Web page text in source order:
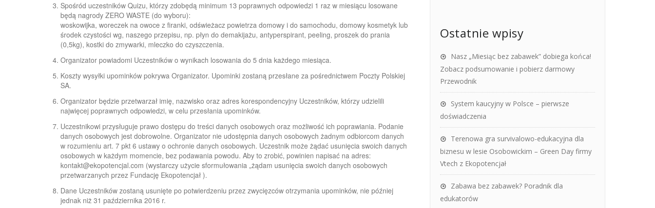
Spośród uczestników Quizu, którzy zdobędą minimum 13 poprawnych odpowiedzi 1 raz w miesiącu losowane
będą nagrody ZERO WASTE (do wyboru):
woskowijka, woreczek na owoce z firanki, odświeżacz powietrza domowy i do samochodu, domowy kosmetyk lub
środek czystości wg, naszego przepisu, np. płyn do demakijażu, antyperspirant, peeling, proszek do prania
(0,5kg), kostki do zmywarki, mleczko do czyszczenia.
Organizator powiadomi Uczestników o wynikach losowania do 5 dnia każdego miesiąca.
Koszty wysyłki upominków pokrywa Organizator. Upominki zostaną przesłane za pośrednictwem Poczty Polskiej
SA.
Organizator będzie przetwarzał imię, nazwisko oraz adres korespondencyjny Uczestników, którzy udzielili
najwięcej poprawnych odpowiedzi, w celu przesłania upominków.
Uczestnikowi przysługuje prawo dostępu do treści danych osobowych oraz możliwość ich poprawiania. Podanie
danych osobowych jest dobrowolne. Organizator nie udostępnia danych osobowych żadnym odbiorcom danych
w rozumieniu art. 7 pkt 6 ustawy o ochronie danych osobowych. Uczestnik może żądać usunięcia swoich danych
osobowych w każdym momencie, bez podawania powodu. Aby to zrobić, powinien napisać na adres:
kontakt@ekopotencjal.com (wystarczy użycie sformułowania „żądam usunięcia swoich danych osobowych
przetwarzanych przez Fundację Ekopotencjał ).
Dane Uczestników zostaną usunięte po potwierdzeniu przez zwycięzców otrzymania upominków, nie później
jednak niż 31 października 2016 r.
Ostatnie wpisy
Nasz „Miesiąc bez zabawek” dobiega końca!
Zobacz podsumowanie i pobierz darmowy
Przewodnik
System kaucyjny w Polsce – pierwsze
doświadczenia
Terenowa gra survivalowo-edukacyjna dla
biznesu w lesie Osobowickim – Green Day firmy
Vtech z Ekopotencjał
Zabawa bez zabawek? Poradnik dla
edukatorów